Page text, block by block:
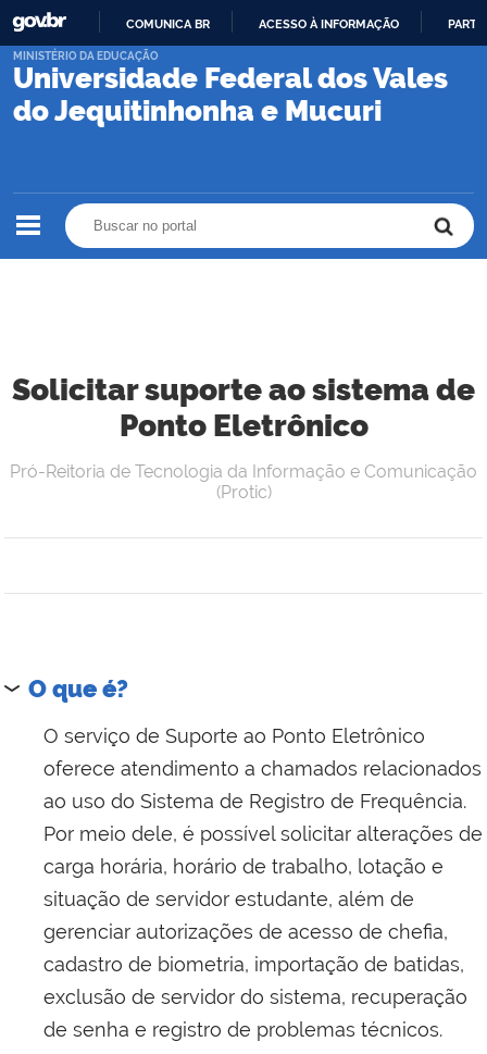
PARA
CONTEÚDO
COMUNICA BR ACESSO À INFORMAÇÃO
Universidade Federal dos Vales
do Jequitinhonha e Mucuri
MINISTÉRIO DA EDUCAÇÃO
Solicitar suporte ao sistema de
Ponto Eletrônico
Pró-Reitoria de Tecnologia da Informação e Comunicação
(Protic)
O que é?
O serviço de Suporte ao Ponto Eletrônico
oferece atendimento a chamados relacionados
ao uso do Sistema de Registro de Frequência.
Por meio dele, é possível solicitar alterações de
carga horária, horário de trabalho, lotação e
situação de servidor estudante, além de
gerenciar autorizações de acesso de chefia,
cadastro de biometria, importação de batidas,
exclusão de servidor do sistema, recuperação
de senha e registro de problemas técnicos.